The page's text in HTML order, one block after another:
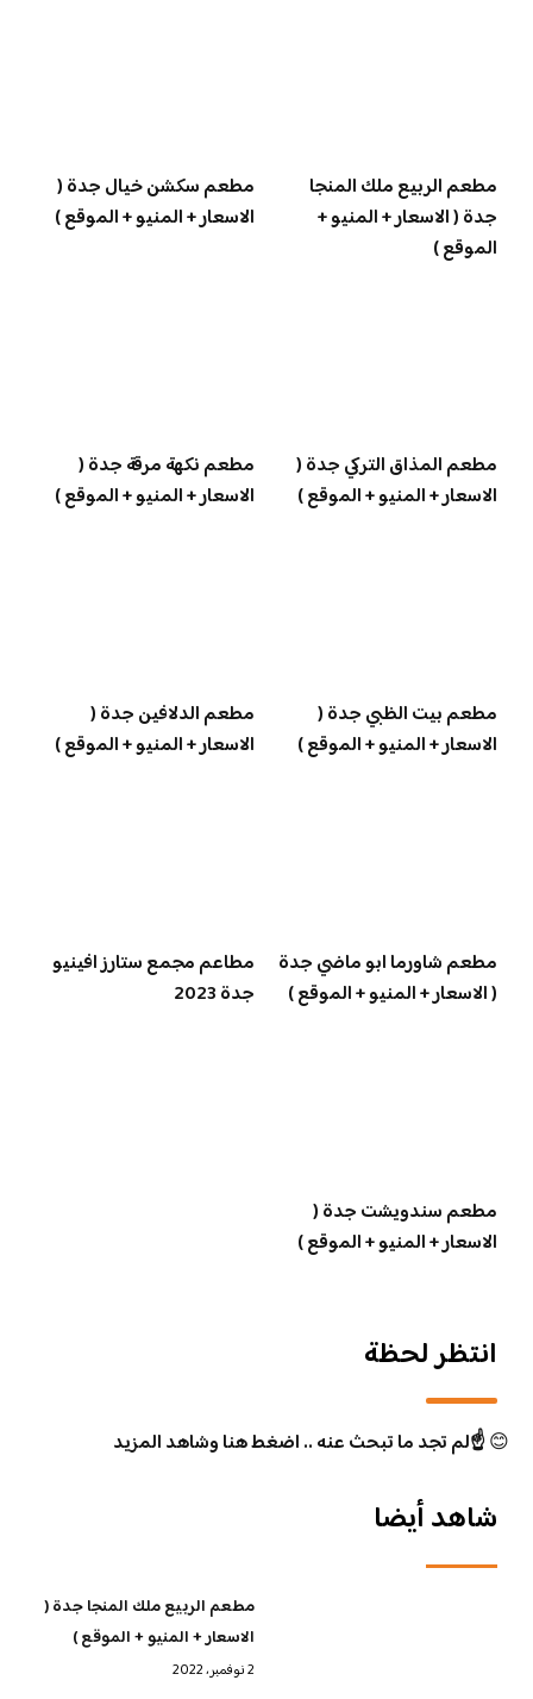
مطعم الربيع ملك المنجا
جدة ( الاسعار + المنيو +
الموقع )
مطعم سكشن خيال جدة (
الاسعار + المنيو + الموقع )
مطعم المذاق التركي جدة (
الاسعار + المنيو + الموقع )
مطعم نكهة مرقة جدة (
الاسعار + المنيو + الموقع )
مطعم بيت الظبي جدة (
الاسعار + المنيو + الموقع )
مطعم الدلافين جدة (
الاسعار + المنيو + الموقع )
مطعم شاورما ابو ماضي جدة
( الاسعار + المنيو + الموقع )
مطاعم مجمع ستارز افينيو
جدة 2023
مطعم سندويشت جدة (
الاسعار + المنيو + الموقع )
انتظر لحظة
😊☝️لم تجد ما تبحث عنه .. اضغط هنا وشاهد المزيد
شاهد أيضا
مطعم الربيع ملك المنجا جدة (
الاسعار + المنيو + الموقع )
2 نوفمبر، 2022